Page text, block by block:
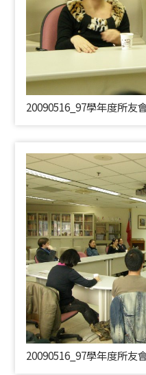
20090516_97學年度所友
20090516_97學年度所友